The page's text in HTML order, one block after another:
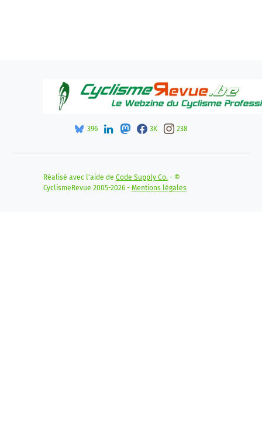
396 3K 238
Réalisé avec l'aide de Code Supply Co. - ©
CyclismeRevue 2005-2026 - Mentions légales